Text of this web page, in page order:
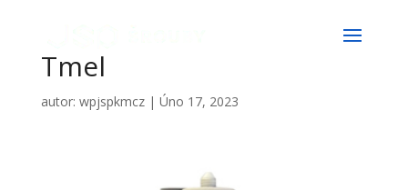
Tmel
autor: wpjspkmcz| Úno 17, 2023